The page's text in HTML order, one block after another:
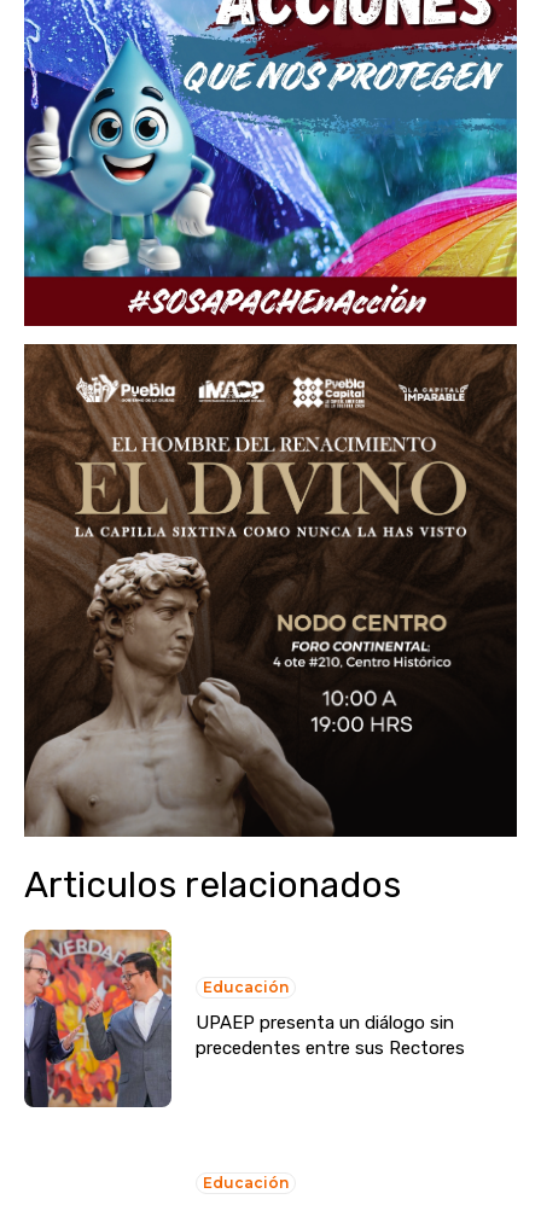
Articulos relacionados
Educación
UPAEP presenta un diálogo sin
precedentes entre sus Rectores
Educación